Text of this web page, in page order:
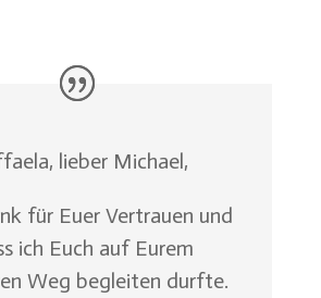
lieber Michael,
für Euer Vertrauen und
ich Euch auf Eurem
Weg begleiten durfte.